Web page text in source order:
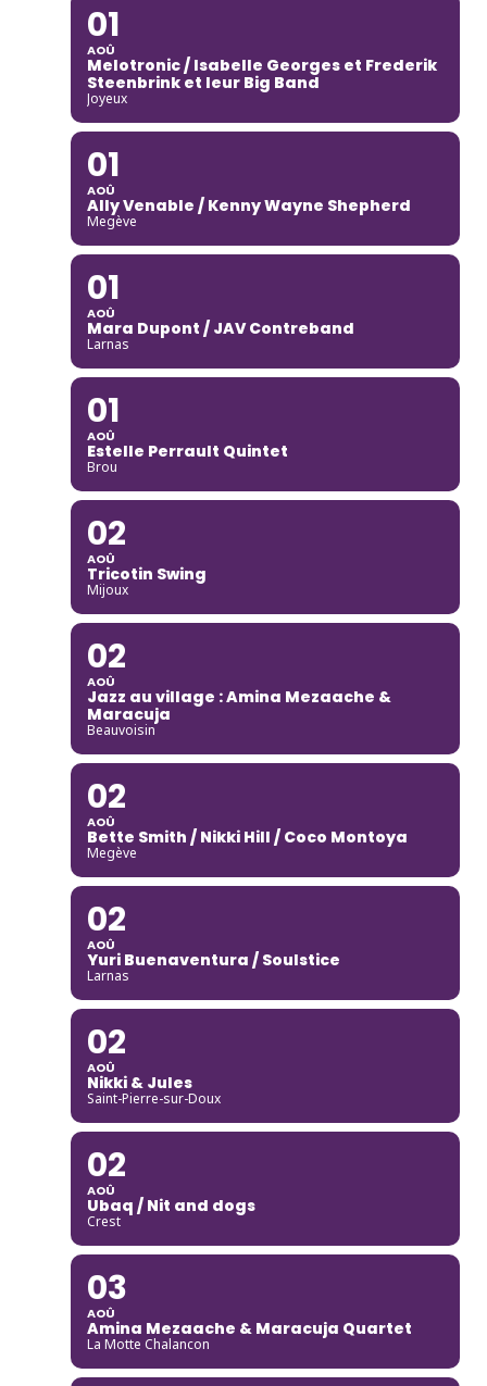
01
AOÛ
Melotronic / Isabelle Georges et Frederik
Steenbrink et leur Big Band
Joyeux
01
AOÛ
Ally Venable / Kenny Wayne Shepherd
Megève
01
AOÛ
Mara Dupont / JAV Contreband
Larnas
01
AOÛ
Estelle Perrault Quintet
Brou
02
AOÛ
Tricotin Swing
Mijoux
02
AOÛ
Jazz au village : Amina Mezaache &
Maracuja
Beauvoisin
02
AOÛ
Bette Smith / Nikki Hill / Coco Montoya
Megève
02
AOÛ
Yuri Buenaventura / Soulstice
Larnas
02
AOÛ
Nikki & Jules
Saint-Pierre-sur-Doux
02
AOÛ
Ubaq / Nit and dogs
Crest
03
AOÛ
Amina Mezaache & Maracuja Quartet
La Motte Chalancon